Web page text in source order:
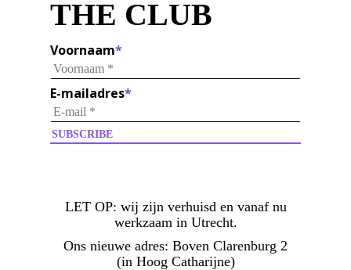
THE CLUB
Voornaam*
E-mailadres*
LET OP: wij zijn verhuisd en vanaf nu
werkzaam in Utrecht.
Ons nieuwe adres: Boven Clarenburg 2
(in Hoog Catharijne)